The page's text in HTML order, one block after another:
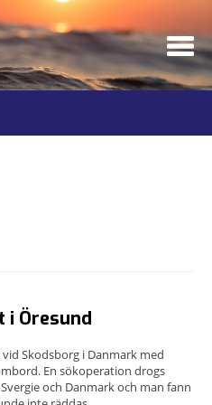
i Öresund
Skodsborg i Danmark med
En sökoperation drogs
och Danmark och man fann